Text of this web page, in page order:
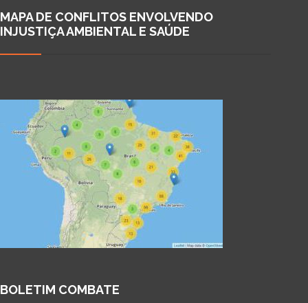
MAPA DE CONFLITOS ENVOLVENDO
INJUSTIÇA AMBIENTAL E SAÚDE
BOLETIM COMBATE